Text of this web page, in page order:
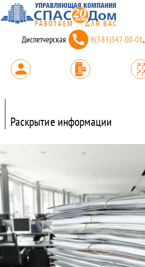
Диспетчерская 8(383)347-00-01,
Раскрытие информации